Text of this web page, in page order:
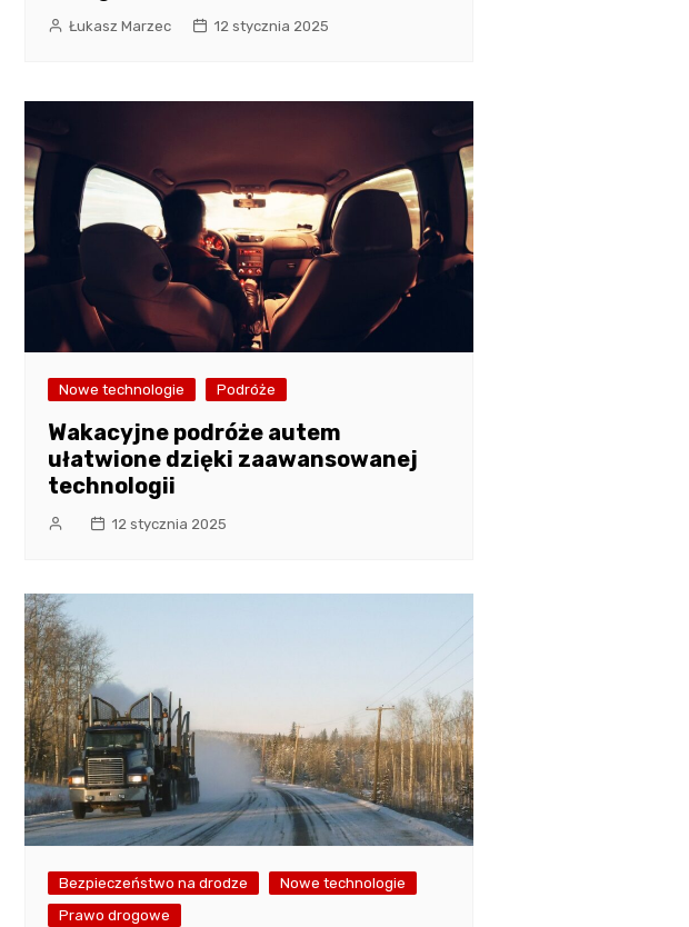
Łukasz Marzec 12 stycznia 2025
Nowe technologie Podróże
Wakacyjne podróże autem
ułatwione dzięki zaawansowanej
technologii
12 stycznia 2025
Bezpieczeństwo na drodze
Nowe technologie
Prawo drogowe